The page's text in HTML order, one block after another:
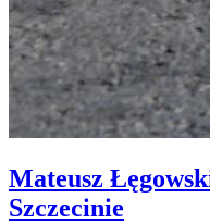
Mateusz
Szczecinie